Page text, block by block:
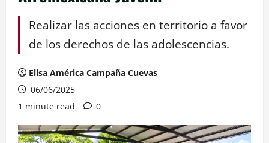
Realizar las acciones en territorio a favor
de los derechos de las adolescencias.
Elisa América Campaña Cuevas
06/06/2025
1 minute read
0